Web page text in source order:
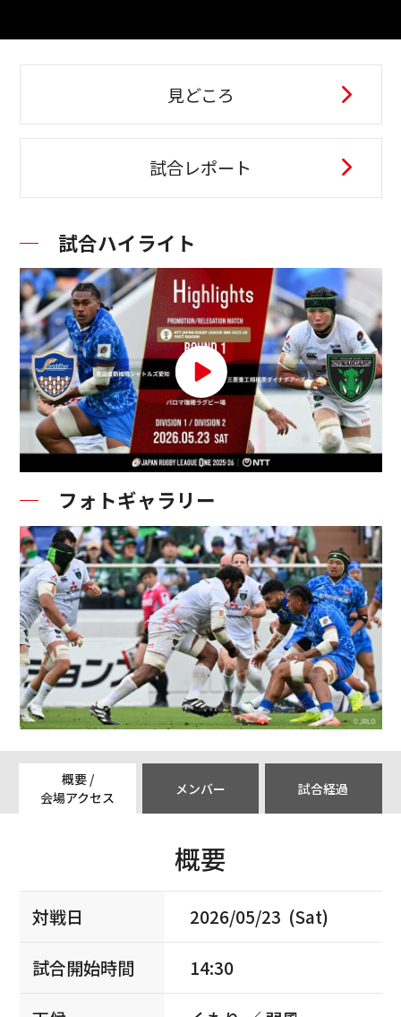
見どころ
試合レポート
試合ハイライト
フォトギャラリー
概要 /
会場アクセス
メンバー 試合経過
概要
対戦日 2026/05/23 (Sat)
試合開始時間 14:30